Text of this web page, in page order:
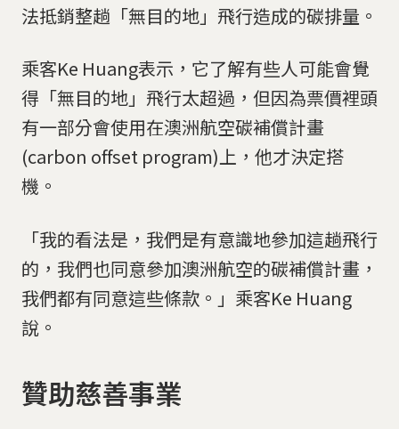
法抵銷整趟「無目的地」飛行造成的碳排量。
乘客Ke Huang表示，它了解有些人可能會覺
得「無目的地」飛行太超過，但因為票價裡頭
有一部分會使用在澳洲航空碳補償計畫
(carbon offset program)上，他才決定搭
機。
「我的看法是，我們是有意識地參加這趟飛行
的，我們也同意參加澳洲航空的碳補償計畫，
我們都有同意這些條款。」乘客Ke Huang
說。
贊助慈善事業